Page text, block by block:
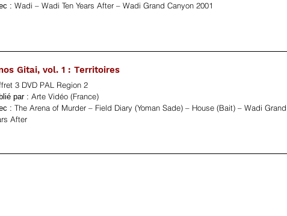
: Wadi – Wadi Ten Years After – Wadi Grand Canyon 2001
Gitai, vol. 1 : Territoires
3 DVD PAL Region 2
par : Arte Vidéo (France)
: The Arena of Murder – Field Diary (Yoman Sade) – House (Bait) – Wadi
After